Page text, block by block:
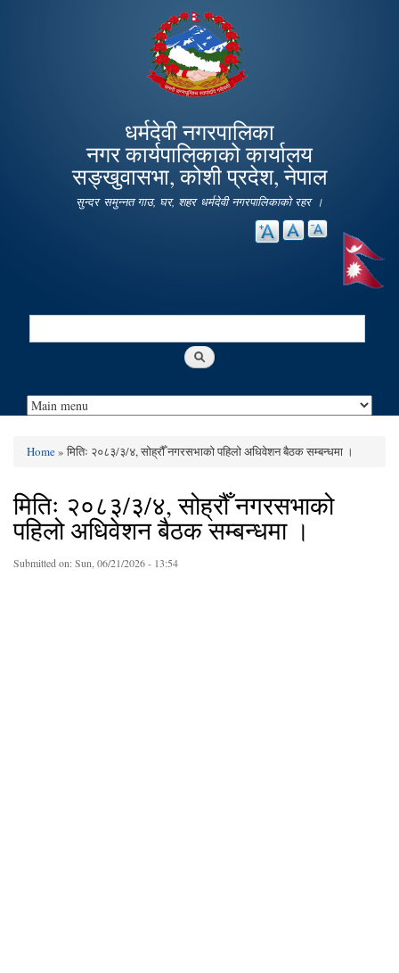
main
content
धर्मदेवी नगरपालिका
नगर कार्यपालिकाको कार्यालय
सङ्खुवासभा, कोशी प्रदेश, नेपाल
सुन्दर समुन्नत गाउ, घर, शहर धर्मदेवी नगरपालिकाको रहर ।
Search
Home» मितिः २०८३/३/४, सोह्रौँ नगरसभाको पहिलो अधिवेशन बैठक सम्बन्धमा ।
मितिः २०८३/३/४, सोह्रौँ नगरसभाको
पहिलो अधिवेशन बैठक सम्बन्धमा ।
Submitted on:Sun, 06/21/2026 - 13:54